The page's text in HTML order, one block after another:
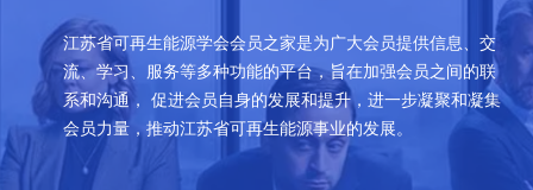
江苏省可再生能源学会会员之家是为广大会员提供信息、交
流、学习、服务等多种功能的平台，旨在加强会员之间的联
系和沟通， 促进会员自身的发展和提升，进一步凝聚和凝集
会员力量，推动江苏省可再生能源事业的发展。